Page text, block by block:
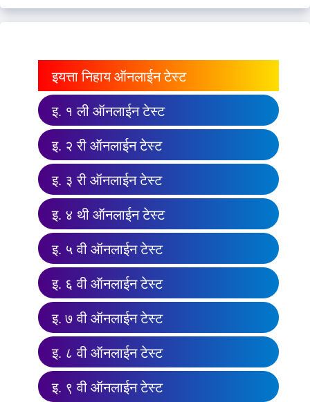
इयत्ता निहाय ऑनलाईन टेस्ट
इ. १ ली ऑनलाईन टेस्ट
इ. २ री ऑनलाईन टेस्ट
इ. ३ री ऑनलाईन टेस्ट
इ. ४ थी ऑनलाईन टेस्ट
इ. ५ वी ऑनलाईन टेस्ट
इ. ६ वी ऑनलाईन टेस्ट
इ. ७ वी ऑनलाईन टेस्ट
इ. ८ वी ऑनलाईन टेस्ट
इ. ९ वी ऑनलाईन टेस्ट